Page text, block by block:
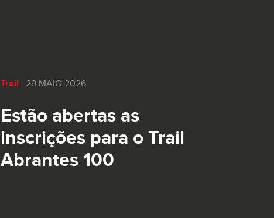
Trail 29 MAIO 2026
Estão abertas as
inscrições para o Trail
Abrantes 100